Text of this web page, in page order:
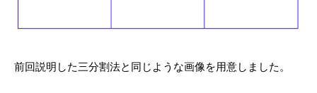
前回説明した三分割法と同じような画像を用意しました。